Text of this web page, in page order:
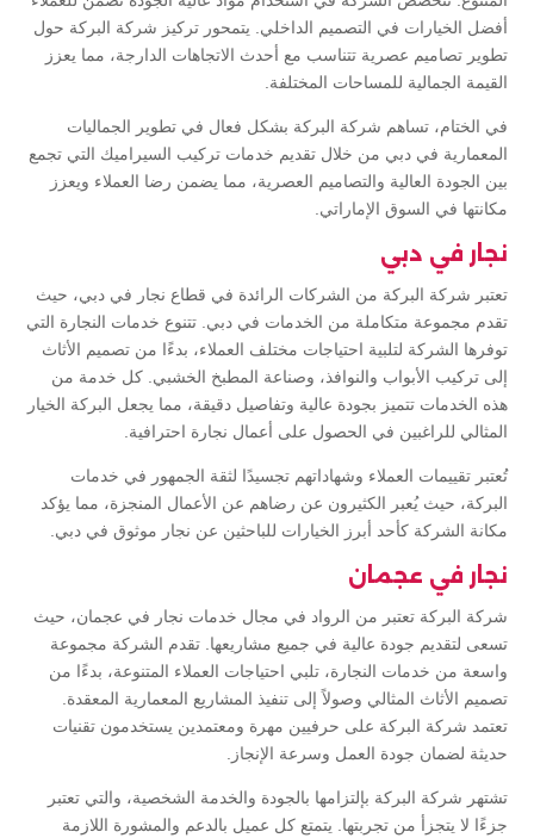
أفضل الخيارات في التصميم الداخلي. يتمحور تركيز شركة البركة حول
تطوير تصاميم عصرية تتناسب مع أحدث الاتجاهات الدارجة، مما يعزز
القيمة الجمالية للمساحات المختلفة.
في الختام، تساهم شركة البركة بشكل فعال في تطوير الجماليات
المعمارية في دبي من خلال تقديم خدمات تركيب السيراميك التي تجمع
بين الجودة العالية والتصاميم العصرية، مما يضمن رضا العملاء ويعزز
مكانتها في السوق الإماراتي.
نجار في دبي
تعتبر شركة البركة من الشركات الرائدة في قطاع نجار في دبي، حيث
تقدم مجموعة متكاملة من الخدمات في دبي. تتنوع خدمات النجارة التي
توفرها الشركة لتلبية احتياجات مختلف العملاء، بدءًا من تصميم الأثاث
إلى تركيب الأبواب والنوافذ، وصناعة المطبخ الخشبي. كل خدمة من
هذه الخدمات تتميز بجودة عالية وتفاصيل دقيقة، مما يجعل البركة الخيار
المثالي للراغبين في الحصول على أعمال نجارة احترافية.
تُعتبر تقييمات العملاء وشهاداتهم تجسيدًا لثقة الجمهور في خدمات
البركة، حيث يُعبر الكثيرون عن رضاهم عن الأعمال المنجزة، مما يؤكد
مكانة الشركة كأحد أبرز الخيارات للباحثين عن نجار موثوق في دبي.
نجار في عجمان
شركة البركة تعتبر من الرواد في مجال خدمات نجار في عجمان، حيث
تسعى لتقديم جودة عالية في جميع مشاريعها. تقدم الشركة مجموعة
واسعة من خدمات النجارة، تلبي احتياجات العملاء المتنوعة، بدءًا من
تصميم الأثاث المثالي وصولاً إلى تنفيذ المشاريع المعمارية المعقدة.
تعتمد شركة البركة على حرفيين مهرة ومعتمدين يستخدمون تقنيات
حديثة لضمان جودة العمل وسرعة الإنجاز.
تشتهر شركة البركة بإلتزامها بالجودة والخدمة الشخصية، والتي تعتبر
جزءًا لا يتجزأ من تجربتها. يتمتع كل عميل بالدعم والمشورة اللازمة